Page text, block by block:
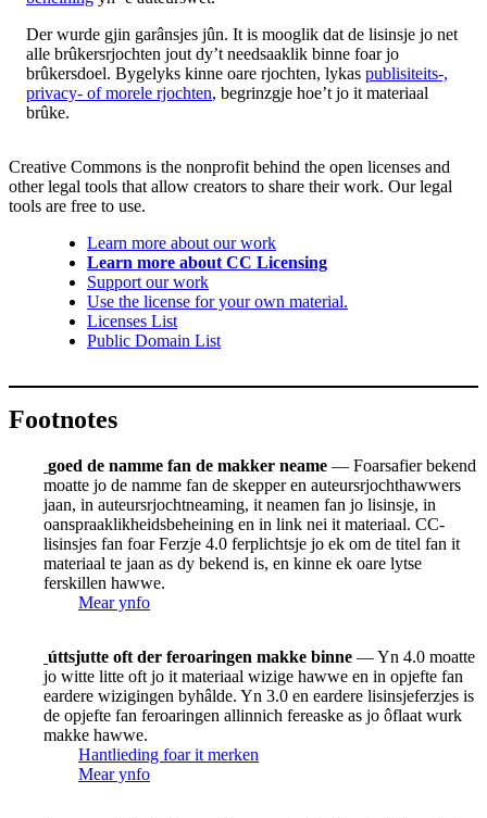
Der wurde gjin garânsjes jûn. It is mooglik dat de lisinsje jo net
alle brûkersrjochten jout dy’t needsaaklik binne foar jo
brûkersdoel. Bygelyks kinne oare rjochten, lykas publisiteits-,
privacy- of morele rjochten, begrinzgje hoe’t jo it materiaal
brûke.
Creative Commons is the nonprofit behind the open licenses and
other legal tools that allow creators to share their work. Our legal
tools are free to use.
Learn more about our work
Learn more about CC Licensing
Support our work
Use the license for your own material.
Licenses List
Public Domain List
Footnotes
goed de namme fan de makker neame — Foarsafier bekend
moatte jo de namme fan de skepper en auteursrjochthawwers
jaan, in auteursrjochtneaming, it neamen fan jo lisinsje, in
oanspraaklikheidsbeheining en in link nei it materiaal. CC-
lisinsjes fan foar Ferzje 4.0 ferplichtsje jo ek om de titel fan it
materiaal te jaan as dy bekend is, en kinne ek oare lytse
ferskillen hawwe.
Mear ynfo
úttsjutte oft der feroaringen makke binne — Yn 4.0 moatte
jo witte litte oft jo it materiaal wizige hawwe en in opjefte fan
eardere wizigingen byhâlde. Yn 3.0 en eardere lisinsjeferzjes is
de opjefte fan feroaringen allinnich fereaske as jo ôflaat wurk
makke hawwe.
Hantlieding foar it merken
Mear ynfo